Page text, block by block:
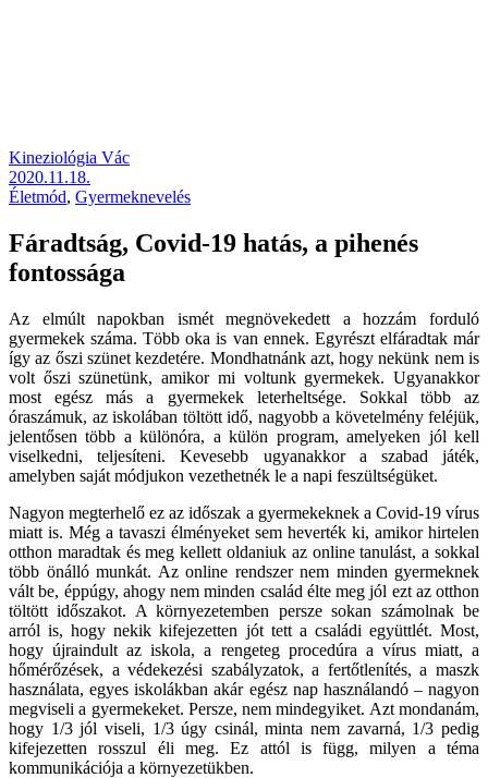
Kineziológia Vác
2020.11.18.
Életmód, Gyermeknevelés
Fáradtság, Covid-19 hatás, a pihenés
fontossága
Az elmúlt napokban ismét megnövekedett a hozzám forduló
gyermekek száma. Több oka is van ennek. Egyrészt elfáradtak már
így az őszi szünet kezdetére. Mondhatnánk azt, hogy nekünk nem is
volt őszi szünetünk, amikor mi voltunk gyermekek. Ugyanakkor
most egész más a gyermekek leterheltsége. Sokkal több az
óraszámuk, az iskolában töltött idő, nagyobb a követelmény feléjük,
jelentősen több a különóra, a külön program, amelyeken jól kell
viselkedni, teljesíteni. Kevesebb ugyanakkor a szabad játék,
amelyben saját módjukon vezethetnék le a napi feszültségüket.
Nagyon megterhelő ez az időszak a gyermekeknek a Covid-19 vírus
miatt is. Még a tavaszi élményeket sem heverték ki, amikor hirtelen
otthon maradtak és meg kellett oldaniuk az online tanulást, a sokkal
több önálló munkát. Az online rendszer nem minden gyermeknek
vált be, éppúgy, ahogy nem minden család élte meg jól ezt az otthon
töltött időszakot. A környezetemben persze sokan számolnak be
arról is, hogy nekik kifejezetten jót tett a családi együttlét. Most,
hogy újraindult az iskola, a rengeteg procedúra a vírus miatt, a
hőmérőzések, a védekezési szabályzatok, a fertőtlenítés, a maszk
használata, egyes iskolákban akár egész nap használandó – nagyon
megviseli a gyermekeket. Persze, nem mindegyiket. Azt mondanám,
hogy 1/3 jól viseli, 1/3 úgy csinál, minta nem zavarná, 1/3 pedig
kifejezetten rosszul éli meg. Ez attól is függ, milyen a téma
kommunikációja a környezetükben.